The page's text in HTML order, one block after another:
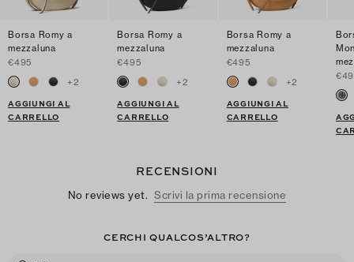
Borsa Romy a
mezzaluna
€495
+2
AGGIUNGI AL
CARRELLO
Borsa Romy a
mezzaluna
€495
+2
AGGIUNGI AL
CARRELLO
Borsa Romy a
mezzaluna
€495
+2
AGGIUNGI AL
CARRELLO
RECENSIONI
No reviews yet. Scrivi la prima recensione
CERCHI QUALCOS’ALTRO?